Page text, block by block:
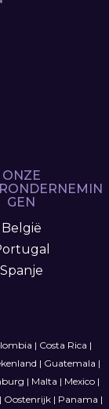
ONZE
GEN
België
Spanje
| Costa Rica |
| Guatemala |
| Malta | Mexico |
| Oostenrijk | Panama |